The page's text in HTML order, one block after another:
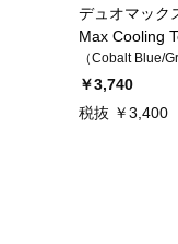
デュオマック
Max Cooling
（Cobalt Blue/
￥3,740
税抜 ￥3,400